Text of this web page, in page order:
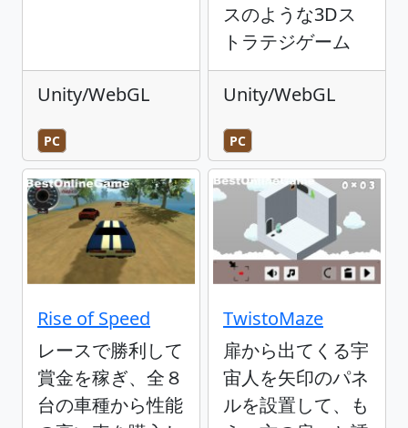
Unity/WebGL
PC
スのような3Dス
トラテジゲーム
Unity/WebGL
PC
Rise of Speed
レースで勝利して
賞金を稼ぎ、全８
台の車種から性能
TwistoMaze
扉から出てくる宇
宙人を矢印のパネ
ルを設置して、も